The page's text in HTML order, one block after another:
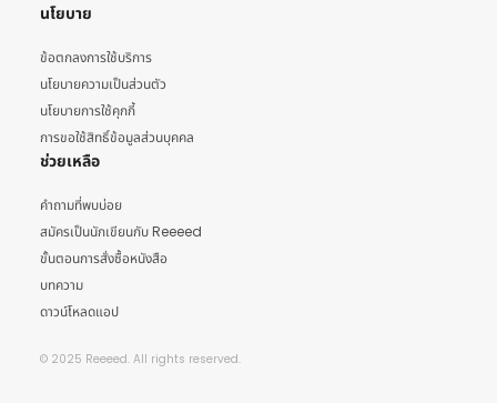
นโยบาย
ข้อตกลงการใช้บริการ
นโยบายความเป็นส่วนตัว
นโยบายการใช้คุกกี้
การขอใช้สิทธิ์ข้อมูลส่วนบุคคล
ช่วยเหลือ
คำถามที่พบบ่อย
สมัครเป็นนักเขียนกับ Reeeed
ขั้นตอนการสั่งซื้อหนังสือ
บทความ
ดาวน์โหลดแอป
© 2025 Reeeed. All rights reserved.